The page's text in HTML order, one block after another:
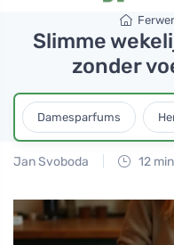
Ferwer
Slimme
zonder
Damesparfums
Jan Svoboda 12 min